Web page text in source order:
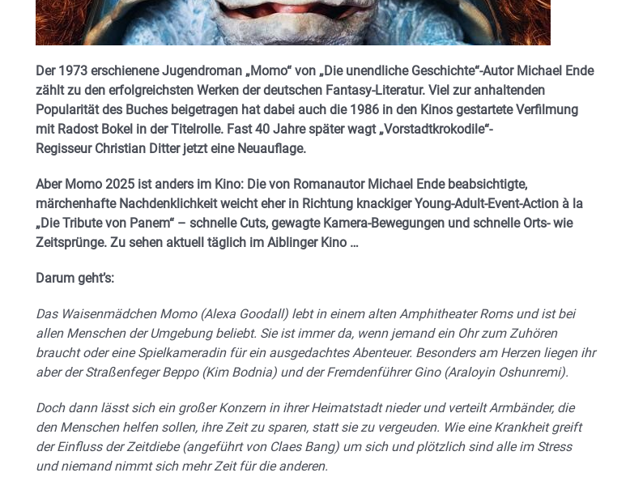
Der 1973 erschienene Jugendroman „Momo“ von „Die unendliche Geschichte“-Autor Michael Ende
zählt zu den erfolgreichsten Werken der deutschen Fantasy-Literatur. Viel zur anhaltenden
Popularität des Buches beigetragen hat dabei auch die 1986 in den Kinos gestartete Verfilmung
mit Radost Bokel in der Titelrolle. Fast 40 Jahre später wagt „Vorstadtkrokodile“-
Regisseur Christian Ditter jetzt eine Neuauflage.
Aber Momo 2025 ist anders im Kino: Die von Romanautor Michael Ende beabsichtigte,
märchenhafte Nachdenklichkeit weicht eher in Richtung knackiger Young-Adult-Event-Action à la
„Die Tribute von Panem“ – schnelle Cuts, gewagte Kamera-Bewegungen und schnelle Orts- wie
Zeitsprünge. Zu sehen aktuell täglich im Aiblinger Kino …
Darum geht’s:
Das Waisenmädchen Momo (Alexa Goodall) lebt in einem alten Amphitheater Roms und ist bei
allen Menschen der Umgebung beliebt. Sie ist immer da, wenn jemand ein Ohr zum Zuhören
braucht oder eine Spielkameradin für ein ausgedachtes Abenteuer. Besonders am Herzen liegen ihr
aber der Straßenfeger Beppo (Kim Bodnia) und der Fremdenführer Gino (Araloyin Oshunremi).
Doch dann lässt sich ein großer Konzern in ihrer Heimatstadt nieder und verteilt Armbänder, die
den Menschen helfen sollen, ihre Zeit zu sparen, statt sie zu vergeuden. Wie eine Krankheit greift
der Einfluss der Zeitdiebe (angeführt von Claes Bang) um sich und plötzlich sind alle im Stress
und niemand nimmt sich mehr Zeit für die anderen.